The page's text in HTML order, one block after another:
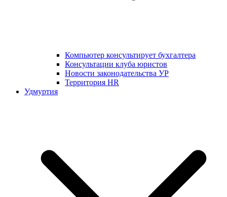
Компьютер консультирует бухгалтера
Консультации клуба юристов
Новости законодательства УР
Территория HR
Удмуртия